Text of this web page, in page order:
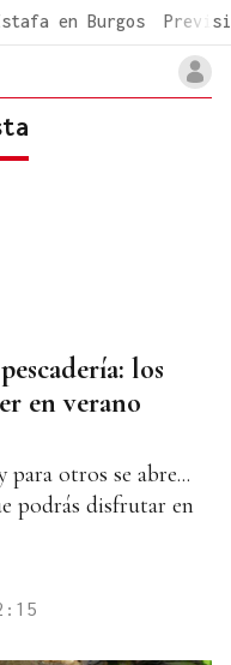
en Burgos
los
en verano
para otros se abre...
podrás disfrutar en